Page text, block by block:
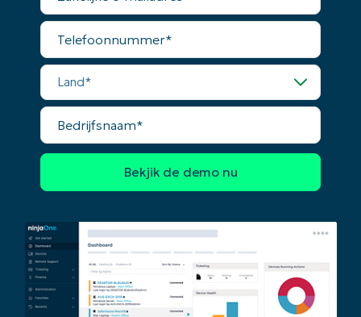
mailadres*
Telefoonnummer*
Land*
Bedrijfsnaam*